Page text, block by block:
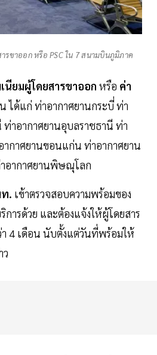
รขาออก หรือ PSC ใน 7 สนามบินภูมิภาค
นียมผู้โดยสารขาออก หรือ ค่า
ได้แก่ ท่าอากาศยานกระบี่ ท่า
ท่าอากาศยานอุบลราชธานี ท่า
ากาศยานขอนแก่น ท่าอากาศยาน
อากาศยานพิษณุโลก
. เข้าตรวจสอบความพร้อมของ
ารด้วย และต้องแจ้งให้ผู้โดยสาร
4 เดือน นับตั้งแต่วันที่พร้อมให้
ว